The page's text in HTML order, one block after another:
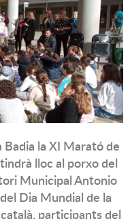
Badia la XI Marató de
lloc al porxo del
Municipal Antonio
Dia Mundial de la
participants del